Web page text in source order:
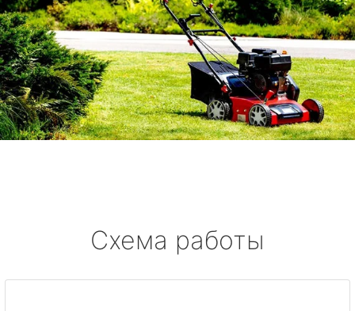
Схема работы